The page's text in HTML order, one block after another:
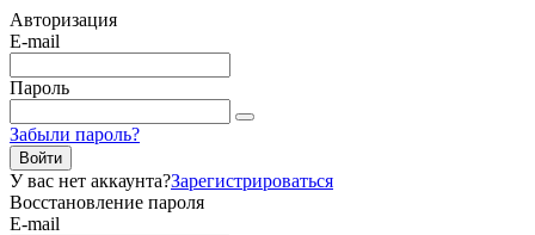
Авторизация
E-mail
Пароль
Забыли пароль?
Войти
У вас нет аккаунта?Зарегистрироваться
Восстановление пароля
E-mail